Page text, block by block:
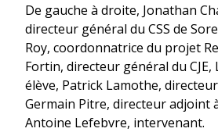
De gauche à droite, Jonathan
directeur général du CSS de
Roy, coordonnatrice du projet
Fortin, directeur général du CJE,
élève, Patrick Lamothe, directeur
Germain Pitre, directeur adjoint à
Antoine Lefebvre, intervenant.